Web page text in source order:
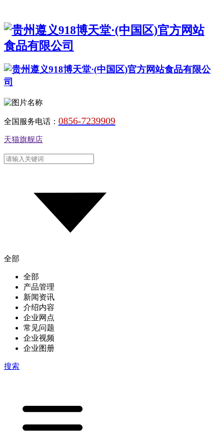
全国服务电话： 0856-7239909
天猫旗舰店
全部
全部
产品管理
新闻资讯
介绍内容
企业网点
常见问题
企业视频
企业图册
搜索